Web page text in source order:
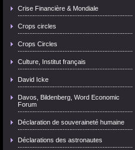
Crise Financière & Mondiale
Crops circles
Crops Circles
Culture, Institut français
David Icke
Davos, Bildenberg, Word Economic
Forum
Déclaration de souveraineté humaine
Déclarations des astronautes